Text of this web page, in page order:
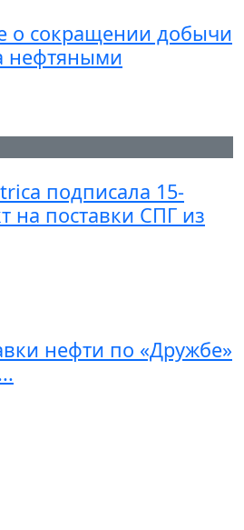
о сокращении добычи
нефтяными
подписала 15-
на поставки СПГ из
нефти по «Дружбе»